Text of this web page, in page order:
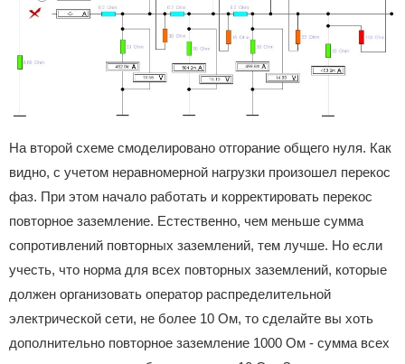
На второй схеме смоделировано отгорание общего нуля. Как
видно, с учетом неравномерной нагрузки произошел перекос
фаз. При этом начало работать и корректировать перекос
повторное заземление. Естественно, чем меньше сумма
сопротивлений повторных заземлений, тем лучше. Но если
учесть, что норма для всех повторных заземлений, которые
должен организовать оператор распределительной
электрической сети, не более 10 Ом, то сделайте вы хоть
дополнительно повторное заземление 1000 Ом - сумма всех